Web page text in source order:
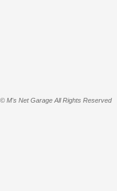
© M's Net Garage All Rights Reserved